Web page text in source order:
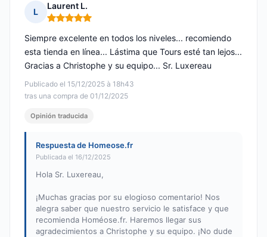
L
Laurent L.
Nota: 5 de 5
Publicado el 15/12/2025 à 18h43
tras una compra de 01/12/2025
Siempre excelente en todos los niveles... recomiendo
esta tienda en línea... Lástima que Tours esté tan lejos...
Gracias a Christophe y su equipo... Sr. Luxereau
Opinión traducida
Respuesta de Homeose.fr
Publicada el 16/12/2025
Hola Sr. Luxereau,
¡Muchas gracias por su elogioso comentario! Nos
alegra saber que nuestro servicio le satisface y que
recomienda Homéose.fr. Haremos llegar sus
agradecimientos a Christophe y su equipo. ¡No dude